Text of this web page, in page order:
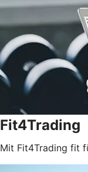
Fit4Trading
Mit Fit4Trading fit